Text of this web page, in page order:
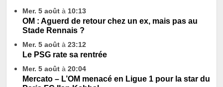
Mer. 5 août à 10:13
OM : Aguerd de retour chez un ex, mais pas au
Stade Rennais ?
Mer. 5 août à 23:12
Le PSG rate sa rentrée
Mer. 5 août à 20:04
Mercato – L’OM menacé en Ligue 1 pour la star du